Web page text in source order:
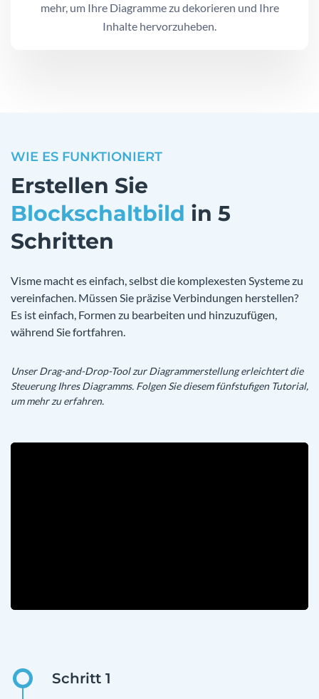
mehr, um Ihre Diagramme zu dekorieren und Ihre
Inhalte hervorzuheben.
WIE ES FUNKTIONIERT
Erstellen Sie
Blockschaltbild in 5
Schritten
Visme macht es einfach, selbst die komplexesten Systeme zu
vereinfachen. Müssen Sie präzise Verbindungen herstellen?
Es ist einfach, Formen zu bearbeiten und hinzuzufügen,
während Sie fortfahren.
Unser Drag-and-Drop-Tool zur Diagrammerstellung erleichtert die
Steuerung Ihres Diagramms. Folgen Sie diesem fünfstufigen Tutorial,
um mehr zu erfahren.